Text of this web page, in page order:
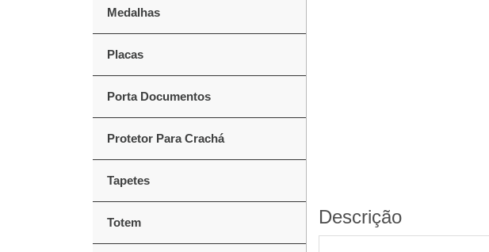
Medalhas
Placas
Porta Documentos
Protetor Para Crachá
Tapetes
Totem Descrição